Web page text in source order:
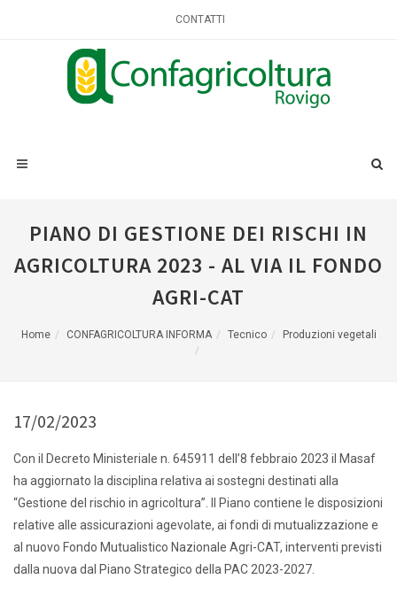
CONTATTI
PIANO DI GESTIONE DEI RISCHI IN
AGRICOLTURA 2023 - AL VIA IL FONDO
AGRI-CAT
Home CONFAGRICOLTURA INFORMA Tecnico Produzioni vegetali
17/02/2023
Con il Decreto Ministeriale n. 645911 dell’8 febbraio 2023 il Masaf
ha aggiornato la disciplina relativa ai sostegni destinati alla
“Gestione del rischio in agricoltura”. Il Piano contiene le disposizioni
relative alle assicurazioni agevolate, ai fondi di mutualizzazione e
al nuovo Fondo Mutualistico Nazionale Agri-CAT, interventi previsti
dalla nuova dal Piano Strategico della PAC 2023-2027.